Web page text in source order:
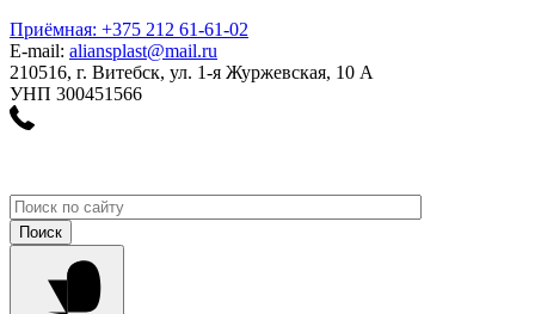
Приёмная: +375 212 61-61-02
E-mail: aliansplast@mail.ru
210516, г. Витебск, ул. 1-я Журжевская, 10 А
УНП 300451566